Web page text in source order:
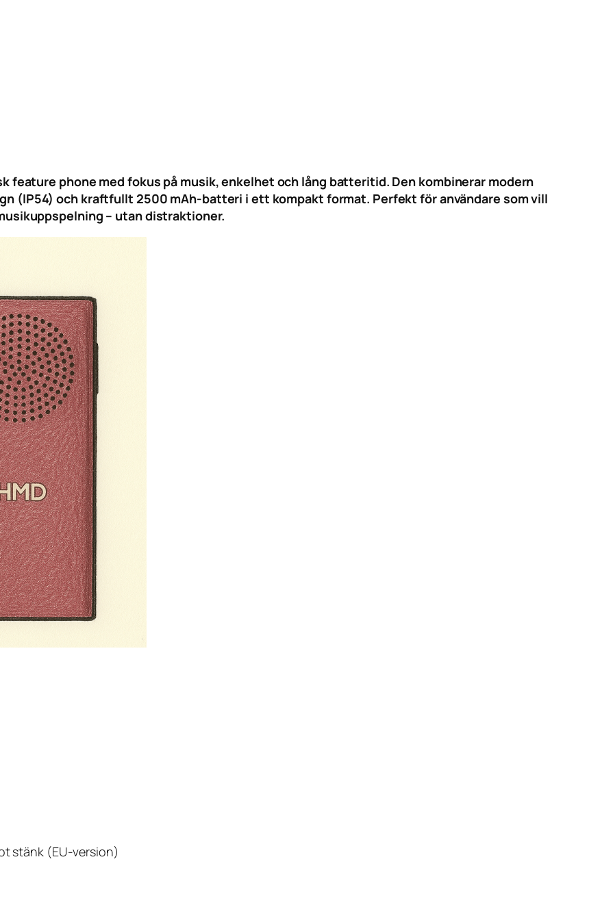
feature phone med fokus på musik, enkelhet och lång batteritid. Den kombinerar modern
(IP54) och kraftfullt 2500 mAh-batteri i ett kompakt format. Perfekt för användare som vill
– utan distraktioner.
stänk (EU-version)